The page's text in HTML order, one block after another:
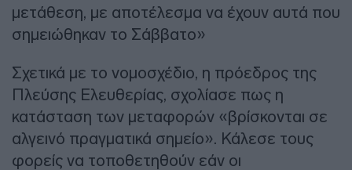
μετάθεση, με αποτέλεσμα να έχουν αυτά που
σημειώθηκαν το Σάββατο»
Σχετικά με το νομοσχέδιο, η πρόεδρος της
Πλεύσης Ελευθερίας, σχολίασε πως η
κατάσταση των μεταφορών «βρίσκονται σε
αλγεινό πραγματικά σημείο». Κάλεσε τους
φορείς να τοποθετηθούν εάν οι